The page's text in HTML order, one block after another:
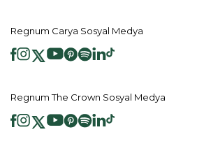
Regnum Carya Sosyal Medya
Regnum The Crown Sosyal Medya